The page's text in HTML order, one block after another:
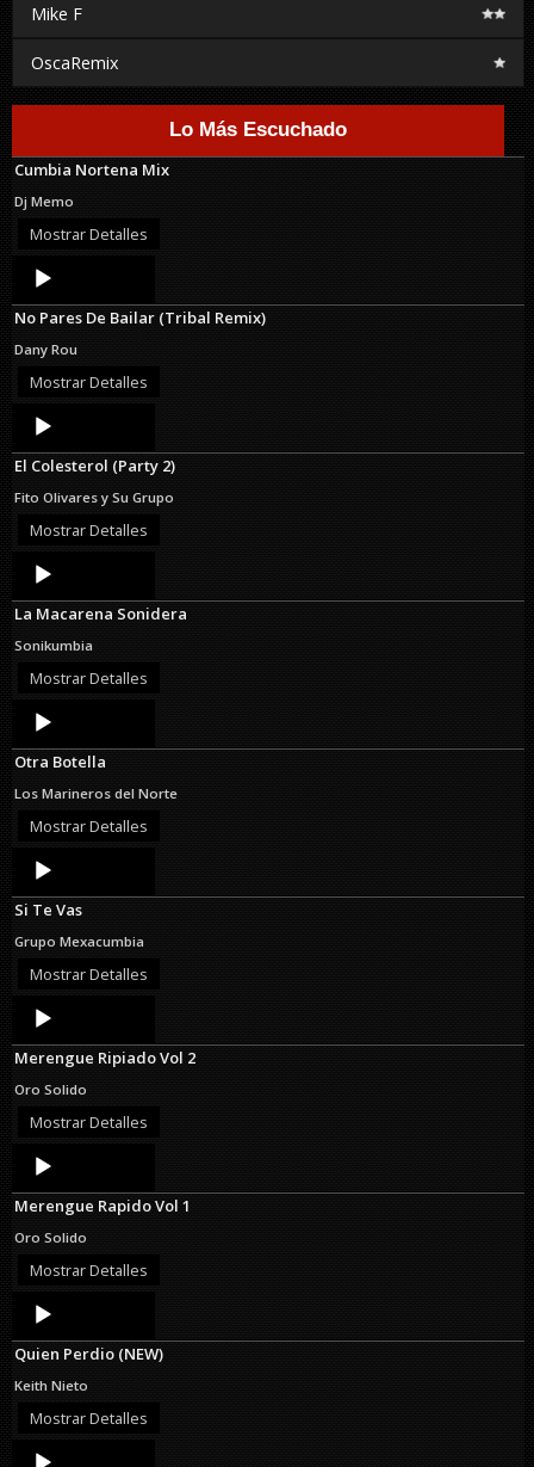
Mike F
OscaRemix
Lo Más Escuchado
Cumbia Nortena Mix
Dj Memo
Mostrar Detalles
Audio
Player
No Pares De Bailar (Tribal Remix)
Dany Rou
Mostrar Detalles
Audio
Player
El Colesterol (Party 2)
Fito Olivares y Su Grupo
Mostrar Detalles
Audio
Player
La Macarena Sonidera
Sonikumbia
Mostrar Detalles
Audio
Player
Otra Botella
Los Marineros del Norte
Mostrar Detalles
Audio
Player
Si Te Vas
Grupo Mexacumbia
Mostrar Detalles
Audio
Player
Merengue Ripiado Vol 2
Oro Solido
Mostrar Detalles
Audio
Player
Merengue Rapido Vol 1
Oro Solido
Mostrar Detalles
Audio
Player
Quien Perdio (NEW)
Keith Nieto
Mostrar Detalles
Audio